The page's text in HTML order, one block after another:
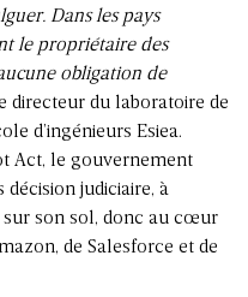
Dans les pays
le propriétaire des
obligation de
directeur du laboratoire de
d’ingénieurs Esiea.
Act, le gouvernement
décision judiciaire, à
son sol, donc au cœur
de Salesforce et de